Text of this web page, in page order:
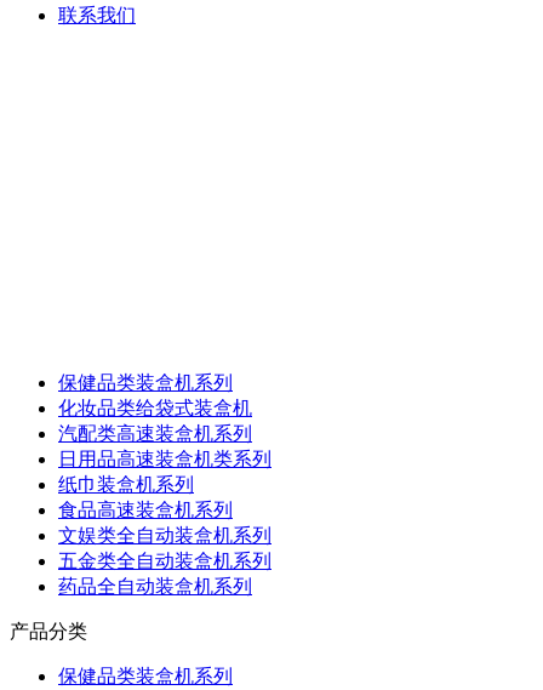
联系我们
保健品类装盒机系列
化妆品类给袋式装盒机
汽配类高速装盒机系列
日用品高速装盒机类系列
纸巾装盒机系列
食品高速装盒机系列
文娱类全自动装盒机系列
五金类全自动装盒机系列
药品全自动装盒机系列
产品分类
保健品类装盒机系列